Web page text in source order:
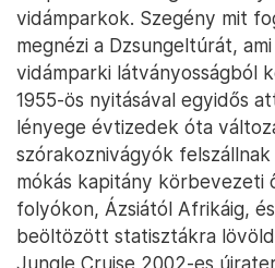
vidámparkok. Szegény mit
megnézi a Dzsungeltúrát,
vidámparki látványosságból
1955-ös nyitásával egyidős
lényege évtizedek óta
szórakoznivágyók
mókás kapitány körbevezeti
folyókon, Ázsiától Afrikáig,
beöltözött statisztákra
Jungle Cruise 2002-es